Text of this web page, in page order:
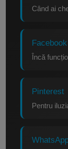
Când ai
Facebook
Încă
Pinterest
Pentru